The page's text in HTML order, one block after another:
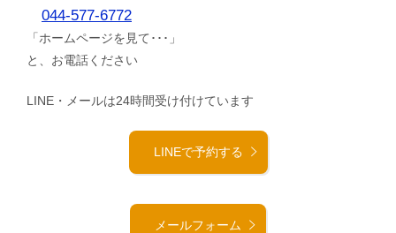
044-577-6772
「ホームページを見て･･･」
と、お電話ください
LINE・メールは24時間受け付けています
LINEで予約する
メールフォーム